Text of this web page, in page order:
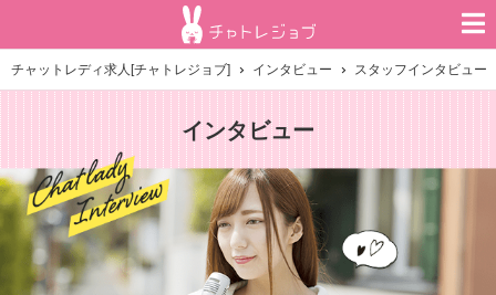
チャットレディ求人[チャトレジョブ] インタビュー スタッフインタビュー
インタビュー